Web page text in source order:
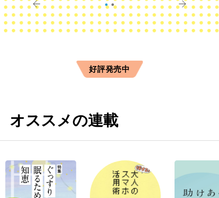
好評発売中
オススメの連載